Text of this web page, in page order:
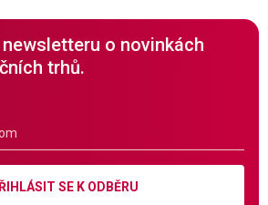
o novinkách
trhů.
SE K ODBĚRU